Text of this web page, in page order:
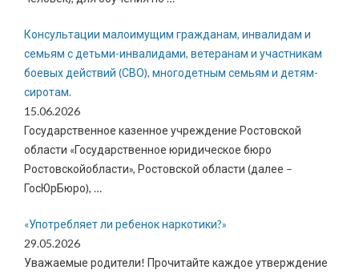
Консультации малоимущим гражданам, инвалидам и
семьям с детьми-инвалидами, ветеранам и участникам
боевых действий (СВО), многодетным семьям и детям-
сиротам.
15.06.2026
Государственное казенное учреждение Ростовской
области «Государственное юридическое бюро
Ростовскойобласти», Ростовской области (далее –
ГосЮрБюро), …
«Употребляет ли ребенок наркотики?»
29.05.2026
Уважаемые родители! Прочитайте каждое утверждение